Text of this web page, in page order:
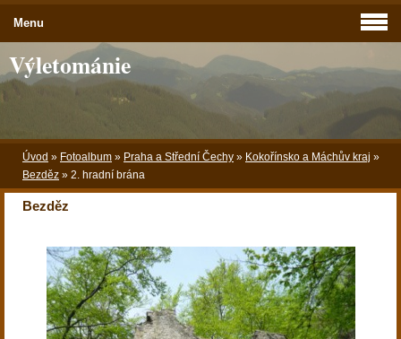
Výletománie
Úvod » Fotoalbum » Praha a Střední Čechy » Kokořínsko a Máchův kraj »
Bezděz » 2. hradní brána
Bezděz
Menu